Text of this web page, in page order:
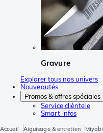
Gravure
Explorer tous nos univers
Nouveautés
Promos & offres spéciales
Service clièntele
Smart infos
Accueil Aiguisage & entretien Miyabi